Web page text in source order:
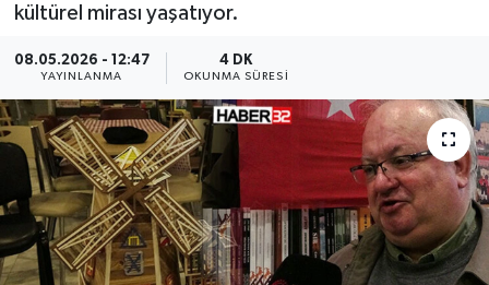
kültürel mirası yaşatıyor.
08.05.2026 - 12:47
YAYINLANMA
4 DK
OKUNMA SÜRESI
Güncel
HABERDE İNSAN
İlginç
KÜLTÜR SANAT
Haber Arşivi